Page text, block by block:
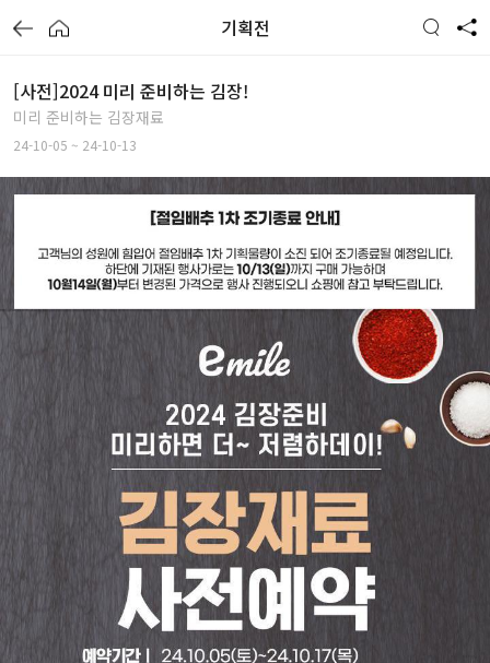
기획전
[사전]2024 미리 준비하는 김장!
미리 준비하는 김장재료
24-10-05 ~ 24-10-13